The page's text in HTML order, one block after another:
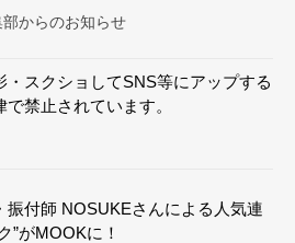
部からのお知らせ
・スクショしてSNS等にアップする
で禁止されています。
振付師 NOSUKEさんによる人気連
”がMOOKに！